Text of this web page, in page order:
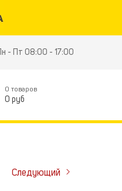
Пн - Пт 08:00 - 17:00
0 товаров
0 руб
Найти
Следующий